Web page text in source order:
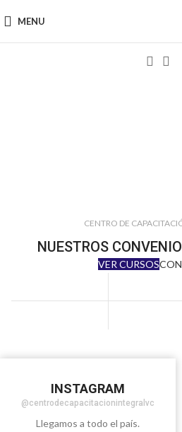
MENU
CENTRO DE
NUESTROS
VER CURSOS
INSTAGRAM
@centrodecapacitacionintegralvc
Llegamos a todo el país.